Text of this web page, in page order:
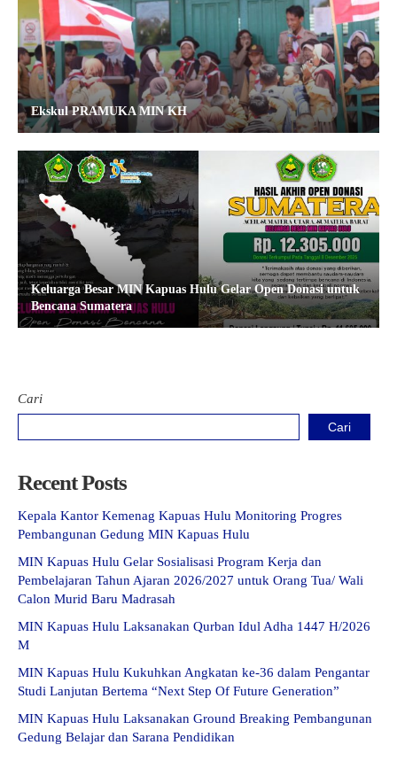
Ekskul PRAMUKA MIN KH
Keluarga Besar MIN Kapuas Hulu Gelar Open Donasi untuk
Bencana Sumatera
Cari
Cari
Recent Posts
Kepala Kantor Kemenag Kapuas Hulu Monitoring Progres
Pembangunan Gedung MIN Kapuas Hulu
MIN Kapuas Hulu Gelar Sosialisasi Program Kerja dan
Pembelajaran Tahun Ajaran 2026/2027 untuk Orang Tua/ Wali
Calon Murid Baru Madrasah
MIN Kapuas Hulu Laksanakan Qurban Idul Adha 1447 H/2026
M
MIN Kapuas Hulu Kukuhkan Angkatan ke-36 dalam Pengantar
Studi Lanjutan Bertema “Next Step Of Future Generation”
MIN Kapuas Hulu Laksanakan Ground Breaking Pembangunan
Gedung Belajar dan Sarana Pendidikan